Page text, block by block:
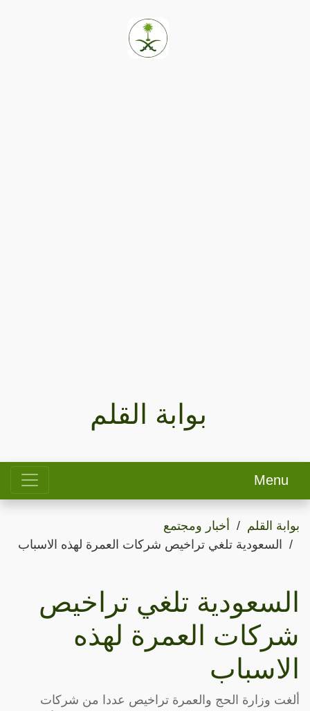
بوابة القلم
Menu
بوابة القلم
أخبار ومجتمع
السعودية تلغي تراخيص شركات العمرة لهذه الاسباب
السعودية تلغي تراخيص
شركات العمرة لهذه
الاسباب
ألغت وزارة الحج والعمرة تراخيص عددا من شركات